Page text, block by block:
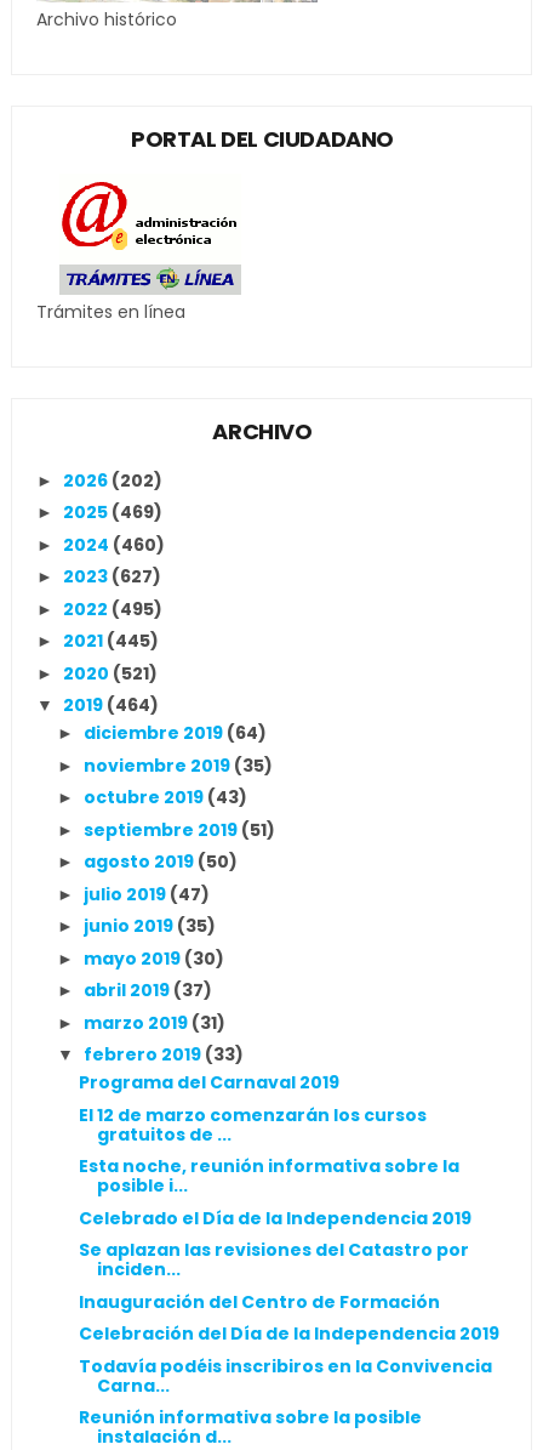
Archivo histórico
PORTAL DEL CIUDADANO
Trámites en línea
ARCHIVO
► 2026 (202)
► 2025 (469)
► 2024 (460)
► 2023 (627)
► 2022 (495)
► 2021 (445)
► 2020 (521)
▼ 2019 (464)
► diciembre 2019 (64)
► noviembre 2019 (35)
► octubre 2019 (43)
► septiembre 2019 (51)
► agosto 2019 (50)
► julio 2019 (47)
► junio 2019 (35)
► mayo 2019 (30)
► abril 2019 (37)
► marzo 2019 (31)
▼ febrero 2019 (33)
Programa del Carnaval 2019
El 12 de marzo comenzarán los cursos
gratuitos de ...
Esta noche, reunión informativa sobre la
posible i...
Celebrado el Día de la Independencia 2019
Se aplazan las revisiones del Catastro por
inciden...
Inauguración del Centro de Formación
Celebración del Día de la Independencia 2019
Todavía podéis inscribiros en la Convivencia
Carna...
Reunión informativa sobre la posible
instalación d...